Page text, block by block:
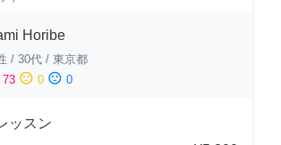
Horibe
/ 30代 / 東京都
73 sentiment_neutral 0 sentiment_dissatisfied 0
ッスン